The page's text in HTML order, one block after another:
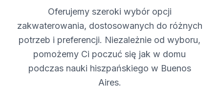
Oferujemy szeroki wybór opcji
zakwaterowania, dostosowanych do różnych
potrzeb i preferencji. Niezależnie od wyboru,
pomożemy Ci poczuć się jak w domu
podczas nauki hiszpańskiego w Buenos
Aires.